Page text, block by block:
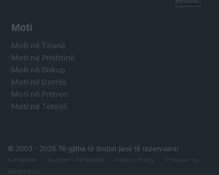
Moti
Moti në Tiranë
Moti në Prishtinë
Moti në Shkup
Moti në Durrës
Moti në Prizren
Moti në Tetovë
© 2003 - 2026 Të gjitha të drejtat janë të rezervuara!
Kontaktoni Kushtet e Përdorimit Privacy Policy
Powered by:
orihost.com